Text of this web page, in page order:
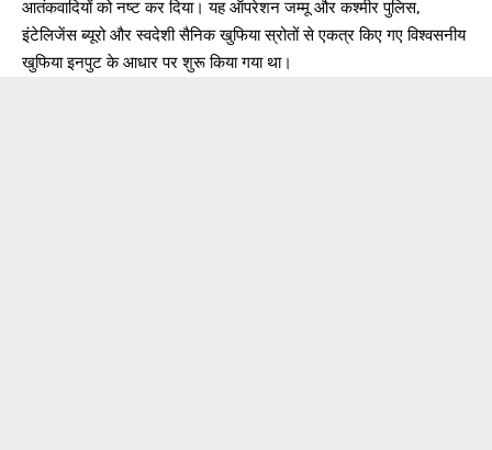
आतंकवादियों को नष्ट कर दिया। यह ऑपरेशन जम्मू और कश्मीर पुलिस,
इंटेलिजेंस ब्यूरो और स्वदेशी सैनिक खुफिया स्रोतों से एकत्र किए गए विश्वसनीय
खुफिया इनपुट के आधार पर शुरू किया गया था।